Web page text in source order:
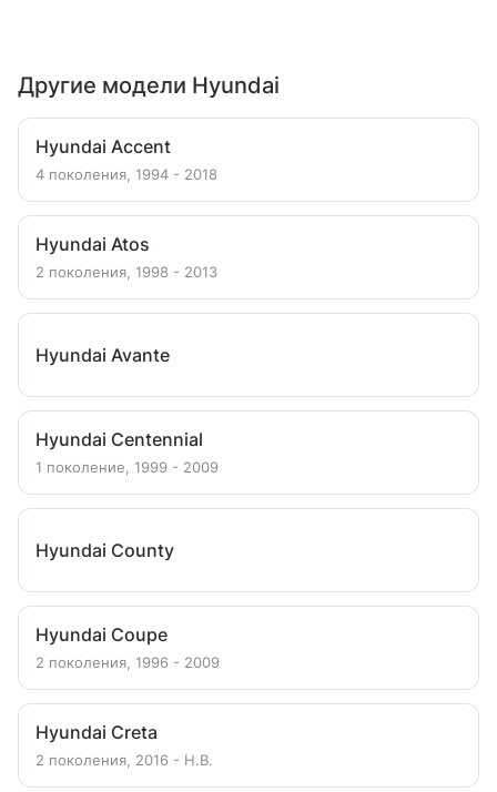
Другие модели Hyundai
Hyundai Accent
4 поколения, 1994 - 2018
Hyundai Atos
2 поколения, 1998 - 2013
Hyundai Avante
Hyundai Centennial
1 поколение, 1999 - 2009
Hyundai County
Hyundai Coupe
2 поколения, 1996 - 2009
Hyundai Creta
2 поколения, 2016 - Н.В.